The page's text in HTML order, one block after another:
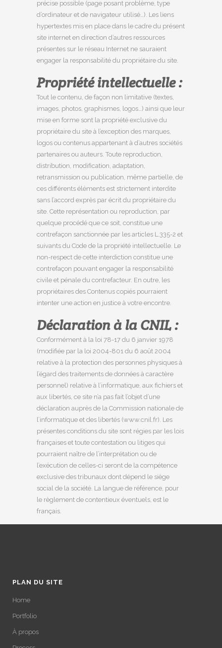
précise possible (page posant problème, type
d’ordinateur et de navigateur utilisé…). Les liens
hypertextes mis en place dans le cadre du présent
site internet en direction d’autres ressources
présentes sur le réseau Internet ne sauraient
engager la responsabilité du propriétaire du site.
Propriété intellectuelle :
Tout le contenu, de façon non limitative (textes,
images, photos, graphismes, logos…) ainsi que leur
mise en forme sont la propriété exclusive du
propriétaire du site à l’exception des marques,
logos ou contenus appartenant à d’autres sociétés
partenaires ou auteurs. Toute reproduction,
distribution, modification, adaptation,
retransmission ou publication, même partielle, de
ces différents éléments est strictement interdite
sans l’accord exprès par écrit du propriétaire du
site. Cette représentation ou reproduction, par
quelque procédé que ce soit, constitue une
contrefaçon sanctionnée par les articles L.335-2 et
suivants du Code de la propriété intellectuelle. Le
non-respect de cette interdiction constitue une
contrefaçon pouvant engager la responsabilité
civile et pénale du contrefacteur. En outre, les
propriétaires des Contenus copiés pourraient
intenter une action en justice à votre encontre.
Déclaration à la CNIL :
Conformément à la loi 78-17 du 6 janvier 1978
(modifiée par la loi 2004-801 du 6 août 2004
relative à la protection des personnes physiques à
l’égard des traitements de données à caractère
personnel) relative à l’informatique, aux fichiers et
aux libertés, ce site n’a pas fait l’objet d’une
déclaration auprès de la Commission nationale de
l’informatique et des libertés (www.cnil.fr). Les
présentes conditions du site sont régies par les lois
françaises et toute contestation ou litiges qui
pourraient naître de l’interprétation ou de
l’exécution de celles-ci seront de la compétence
exclusive des tribunaux dont dépend le siège
social de la société. La langue de référence, pour
le règlement de contentieux éventuels, est le
français.
PLAN DU SITE
Home
Portfolio
À propos